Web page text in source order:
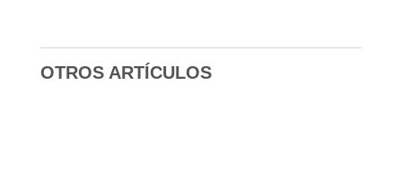
OTROS ARTÍCULOS